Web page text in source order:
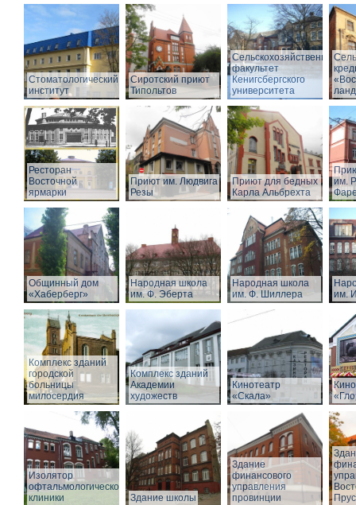
Стоматологический
институт
Сиротский приют
Типольтов
Сельскохозяйственный
факультет
Кенигсбергского
университета
Ресторан
Восточной
ярмарки
Приют им. Людвига
Резы
Приют для бедных
Карла Альбрехта
им.
Общинный дом
«Хаберберг»
Народная школа
им. Ф. Эберта
Народная школа
им. Ф. Шиллера
им.
Комплекс зданий
городской
больницы
милосердия
Комплекс зданий
Академии
художеств
Кинотеатр
«Скала»
Изолятор
офтальмологической
клиники
Здание школы
Здание
финансового
управления
провинции